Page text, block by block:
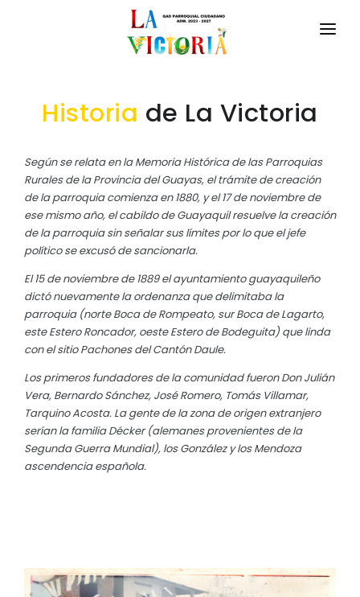
LA PARROQUIA
La Localidad
Historia de La Victoria
Origen del nombre de la Parroquia
Símbolos Cívicos
Parroquia – Ordenanza Municipal De 1880 Y 1889
Visita del Presidente de la República.
Mapa
Clima
Población
Cabecera Parroquial
GAD
TRANSPARENCIA
NEW
GESTIÓN Y PRESUPUESTO
Sesiones Ordinarias
Sesiones Extraordinarias
Resoluciones
Convocatorias
GESTIÓN ADMINISTRATIVA
Plan de desarrollo y Ordenamiento Territorial -
Plan Anual Contratación - PAC
Cédulas presupuestarias y balances
CIUDADANÍA ACTIVA
Solicitud de acceso información pública
TURISMO
Historia de La Victoria
Según se relata en la Memoria Histórica de las Parroquias
Rurales de la Provincia del Guayas, el trámite de creación
de la parroquia comienza en 1880, y el 17 de noviembre de
ese mismo año, el cabildo de Guayaquil resuelve la creación
de la parroquia sin señalar sus límites por lo que el jefe
político se excusó de sancionarla.
El 15 de noviembre de 1889 el ayuntamiento guayaquileño
dictó nuevamente la ordenanza que delimitaba la
parroquia (norte Boca de Rompeato, sur Boca de Lagarto,
este Estero Roncador, oeste Estero de Bodeguita) que linda
con el sitio Pachones del Cantón Daule.
Los primeros fundadores de la comunidad fueron Don Julián
Vera, Bernardo Sánchez, José Romero, Tomás Villamar,
Tarquino Acosta. La gente de la zona de origen extranjero
serían la familia Décker (alemanes provenientes de la
Segunda Guerra Mundial), los González y los Mendoza
ascendencia española.